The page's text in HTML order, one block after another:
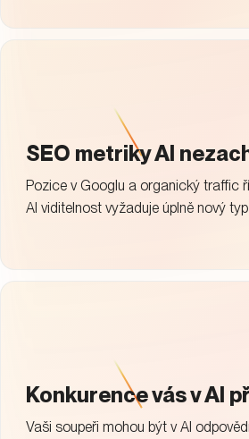
SEO metriky AI
Pozice v Googlu a organický traffic
AI viditelnost vyžaduje úplně nový
Konkurence vás v AI
Vaši soupeři mohou být v AI